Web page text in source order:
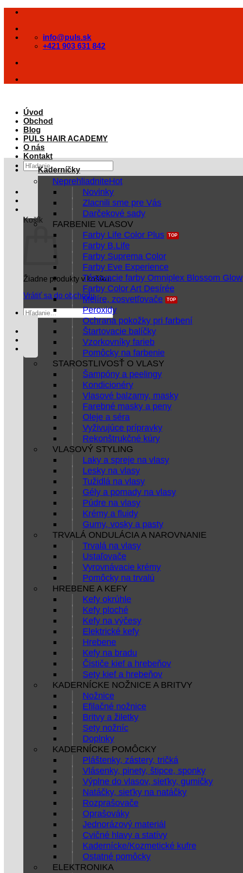
Skip
content
info@puls.sk
+421 903 631 842
Úvod
Obchod
Blog
PULS HAIR ACADEMY
O nás
Kontakt
Hľadať:
Košík
Žiadne produkty v košíku.
Vrátiť sa do obchodu
Hľadať:
Kaderníčky
Neprehliadnite
Novinky
Zlacnili sme pre Vás
Darčekové sady
FARBENIE VLASOV
Farby Life Color Plus
Farby B.Life
Farby Suprema Color
Farby Eve Experience
Tónovacie farby Omniplex Blossom Glow
Farby Color Art Desírée
Melíre, zosvetľovače
Peroxidy
Ochrana pokožky pri farbení
Štartovacie balíčky
Vzorkovníky farieb
Pomôcky na farbenie
STAROSTLIVOSŤ O VLASY
Šampóny a peelingy
Kondicionéry
Vlasové balzamy, masky
Farebné masky a peny
Oleje a séra
Vyživujúce prípravky
Rekonštrukčné kúry
VLASOVÝ STYLING
Laky a spreje na vlasy
Lesky na vlasy
Tužidlá na vlasy
Gély a pomady na vlasy
Púdre na vlasy
Krémy a fluidy
Gumy, vosky a pasty
TRVALÁ ONDULÁCIA A NAROVNANIE
Trvalá na vlasy
Ustaľovače
Vyrovnávacie krémy
Pomôcky na trvalú
HREBENE A KEFY
Kefy okrúhle
Kefy ploché
Kefy na výčesy
Elektrické kefy
Hrebene
Kefy na bradu
Čističe kief a hrebeňov
Sety kief a hrebeňov
KADERNÍCKE NOŽNICE A BRITVY
Nožnice
Efilačné nožnice
Britvy a žiletky
Sety nožníc
Doplnky
KADERNÍCKE POMÔCKY
Pláštenky, zástery, tričká
Vlásenky, pinety, štipce, sponky
Výplne do vlasov, sieťky, gumičky
Natáčky, sieťky na natáčky
Rozprašovače
Oprašováky
Jednorázový materiál
Cvičné hlavy a statívy
Kadernícke/Kozmetické kufre
Ostatné pomôcky
ELEKTRONIKA